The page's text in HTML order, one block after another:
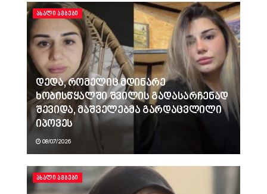
ᲐᲮᲐᲚᲘ ᲐᲛᲑᲔᲑᲘ
დედა, რომელიც მდინარე
ხობისწყალში შვილის გადასარჩენად
შევიდა, მაშველებმა გარდაცვლილი
იპოვეს
08/07/2026
ᲐᲮᲐᲚᲘ ᲐᲛᲑᲔᲑᲘ